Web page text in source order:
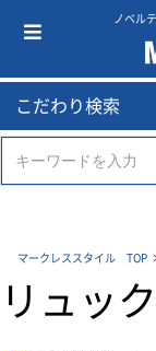
ノベル
こだわり検索
マークレススタイル TOP
リュック